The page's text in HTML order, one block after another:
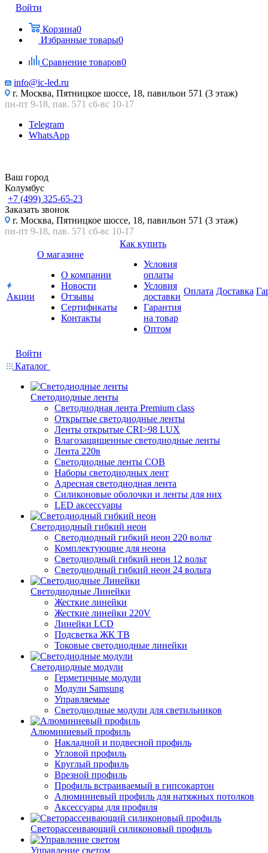
Войти
Корзина0
Избранные товары0
Сравнение товаров0
info@ic-led.ru
г. Москва, Пятницкое шоссе, 18, павильон 571 (3 этаж)
пн-пт 9-18, пав. 571 сб-вс 10-17
Telegram
WhatsApp
Ваш город
Колумбус
+7 (499) 325-65-23
Заказать звонок
г. Москва, Пятницкое шоссе, 18, павильон 571 (3 этаж)
пн-пт 9-18, пав. 571 сб-вс 10-17
Акции
О магазине
О компании
Новости
Отзывы
Сертификаты
Контакты
Как купить
Условия
оплаты
Условия
доставки
Гарантия
на товар
Оптом
Оплата Доставка
Войти
Каталог
Светодиодные ленты
Светодиодная лента Premium class
Открытые светодиодные ленты
Ленты открытые CRI>98 LUX
Влагозащищенные светодиодные ленты
Лента 220в
Светодиодные ленты COB
Наборы светодиодных лент
Адресная светодиодная лента
Силиконовые оболочки и ленты для них
LED аксессуары
Светодиодный гибкий неон
Светодиодный гибкий неон 220 вольт
Комплектующие для неона
Светодиодный гибкий неон 12 вольт
Светодиодный гибкий неон 24 вольта
Светодиодные Линейки
Жесткие линейки
Жесткие линейки 220V
Линейки LCD
Подсветка ЖК ТВ
Токовые светодиодные линейки
Светодиодные модули
Герметичные модули
Модули Samsung
Управляемые
Светодиодные модули для светильников
Алюминиевый профиль
Накладной и подвесной профиль
Угловой профиль
Круглый профиль
Врезной профиль
Профиль встраиваемый в гипсокартон
Алюминиевый профиль для натяжных потолков
Аксессуары для профиля
Светорассеивающий силиконовый профиль
Управление светом